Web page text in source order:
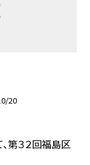
20
第３２回福島区